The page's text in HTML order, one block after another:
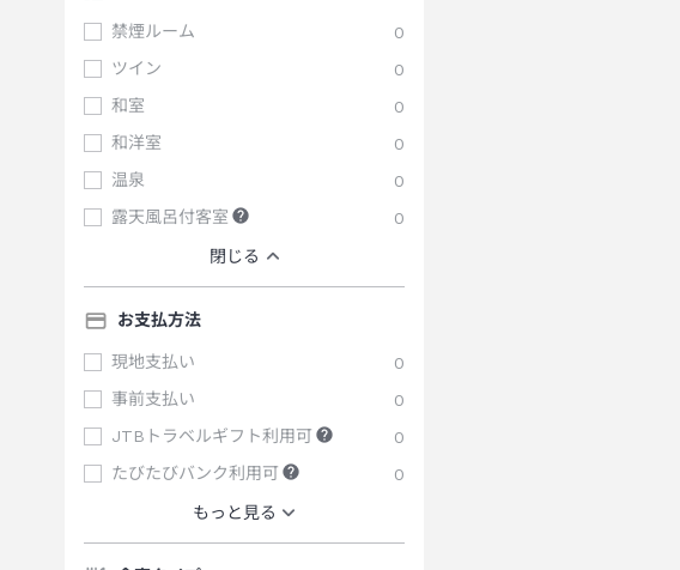
禁煙ルーム
0
ツイン
0
和室
0
和洋室
0
温泉
0
露天風呂付客室
0
閉じる
お支払方法
現地支払い
0
事前支払い
0
JTBトラベルギフト利用可
0
たびたびバンク利用可
0
もっと見る